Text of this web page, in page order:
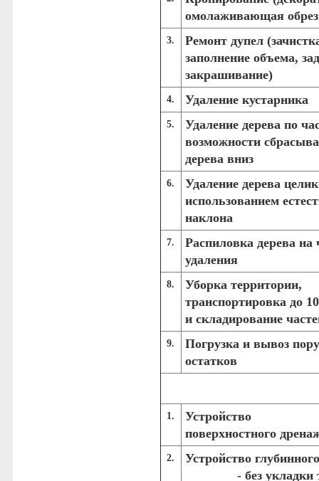
омолаживающая
3. Ремонт дупел
заполнение объема,
закрашивание)
4. Удаление кустарника
5.
Удаление дерева по
возможности
дерева вниз
6.
Удаление дерева
использованием
наклона
7.
Распиловка дерева на
удаления
8. Уборка территории,
транспортировка до
и складирование
9.
Погрузка и вывоз
остатков
1.
Устройство
поверхностного
2.
Устройство
- без укладки